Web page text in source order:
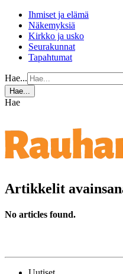
Ihmiset ja elämä
Näkemyksiä
Kirkko ja usko
Seurakunnat
Tapahtumat
Hae...
Hae...
Hae
Artikkelit
No articles found.